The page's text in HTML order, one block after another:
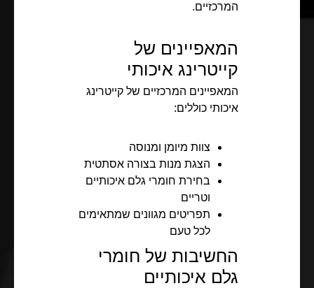
המרכזיים.
המאפיינים של
קייטרינג איכותי
המאפיינים המרכזיים של קייטרינג
איכותי כוללים:
צוות מיומן ומנוסה
הצגת מנות בצורה אסתטית
בחירת חומרי גלם איכותיים
וטריים
תפריטים מגוונים שמתאימים
לכל טעם
החשיבות של חומרי
גלם איכותיים